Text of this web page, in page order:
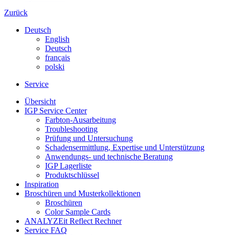
Zurück
Deutsch
English
Deutsch
français
polski
Service
Übersicht
IGP Service Center
Farbton-Ausarbeitung
Troubleshooting
Prüfung und Untersuchung
Schadensermittlung, Expertise und Unterstützung
Anwendungs- und technische Beratung
IGP Lagerliste
Produktschlüssel
Inspiration
Broschüren und Musterkollektionen
Broschüren
Color Sample Cards
ANALYZEit Reflect Rechner
Service FAQ